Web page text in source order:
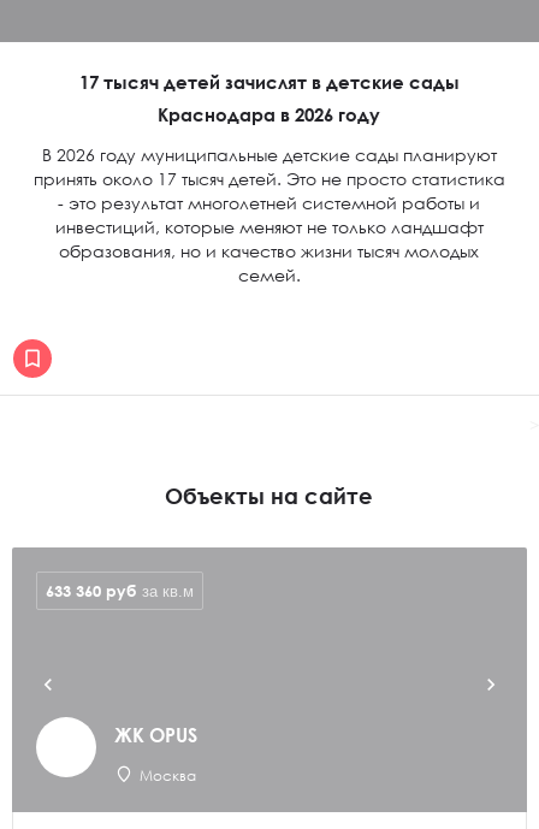
17 тысяч детей зачислят в детские сады
Краснодара в 2026 году
В 2026 году муниципальные детские сады планируют
принять около 17 тысяч детей. Это не просто статистика
- это результат многолетней системной работы и
инвестиций, которые меняют не только ландшафт
образования, но и качество жизни тысяч молодых
семей.
Объекты на сайте
ЖК OPUS
Москва
633 360 руб за кв.м